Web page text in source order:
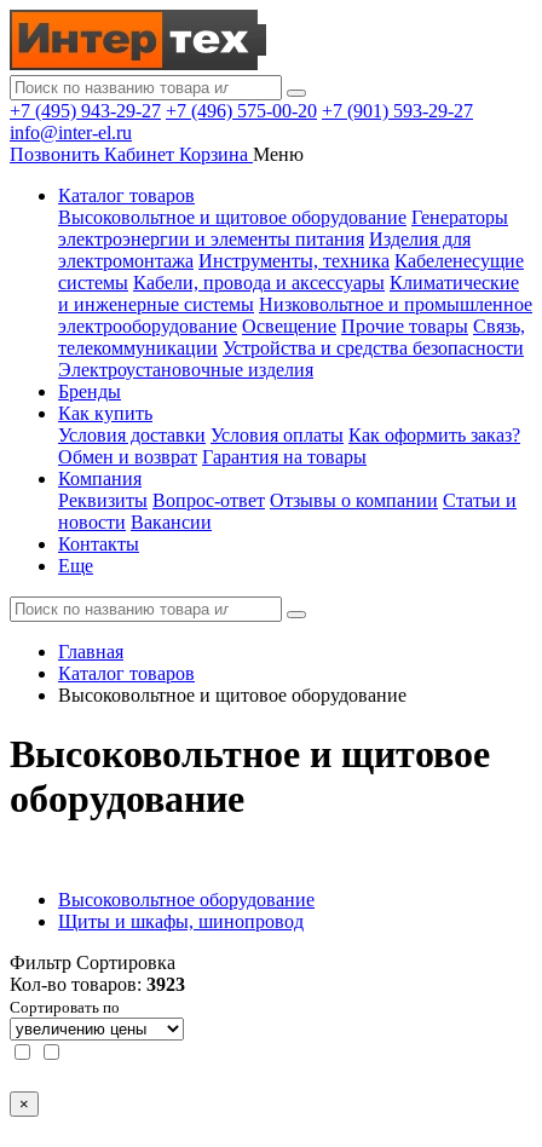
+7 (495) 943-29-27 +7 (496) 575-00-20 +7 (901) 593-29-27
info@inter-el.ru
Позвонить Кабинет Корзина Меню
Каталог товаров
Высоковольтное и щитовое оборудование Генераторы
электроэнергии и элементы питания Изделия для
электромонтажа Инструменты, техника Кабеленесущие
системы Кабели, провода и аксессуары Климатические
и инженерные системы Низковольтное и промышленное
электрооборудование Освещение Прочие товары Связь,
телекоммуникации Устройства и средства безопасности
Электроустановочные изделия
Бренды
Как купить
Условия доставки Условия оплаты Как оформить заказ?
Обмен и возврат Гарантия на товары
Компания
Реквизиты Вопрос-ответ Отзывы о компании Статьи и
новости Вакансии
Контакты
Еще
Главная
Каталог товаров
Высоковольтное и щитовое оборудование
Высоковольтное и щитовое
оборудование
Высоковольтное оборудование
Щиты и шкафы, шинопровод
Фильтр Сортировка
Кол-во товаров: 3923
Сортировать по
×